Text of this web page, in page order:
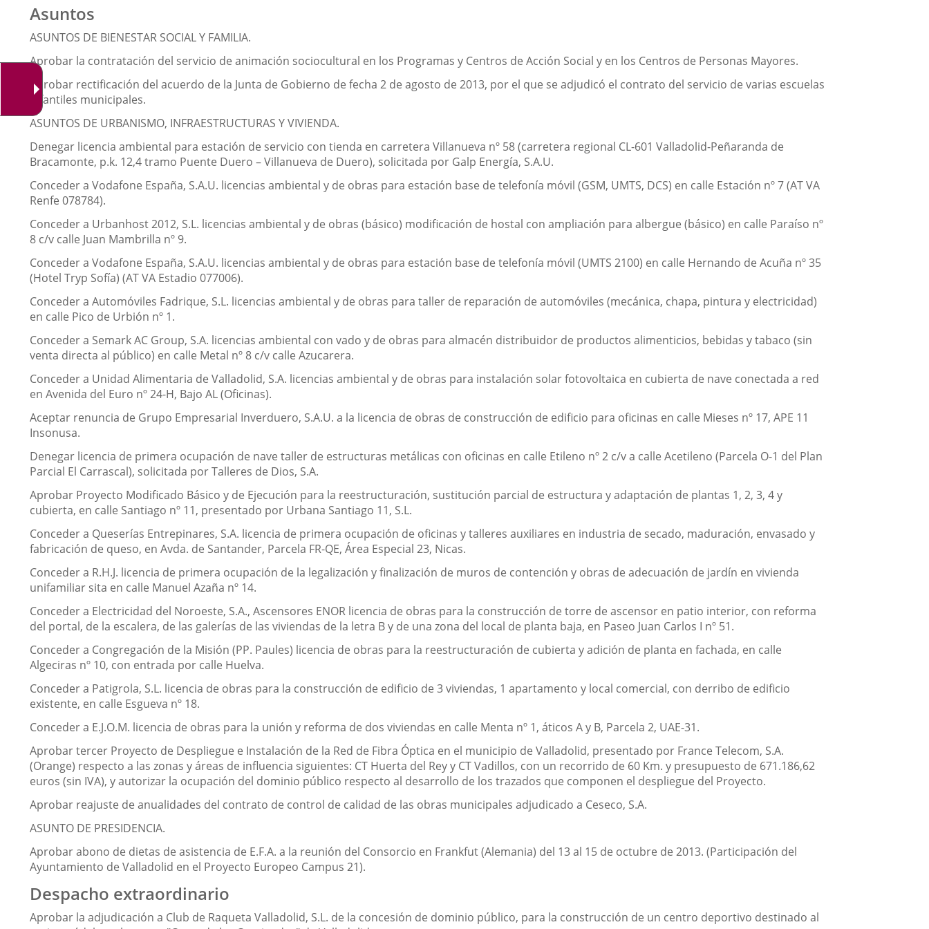
Asuntos
ASUNTOS DE BIENESTAR SOCIAL Y FAMILIA.
Aprobar la contratación del servicio de animación sociocultural en los Programas y Centros de Acción Social y en los Centros de Personas Mayores.
Aprobar rectificación del acuerdo de la Junta de Gobierno de fecha 2 de agosto de 2013, por el que se adjudicó el contrato del servicio de varias escuelas
infantiles municipales.
ASUNTOS DE URBANISMO, INFRAESTRUCTURAS Y VIVIENDA.
Denegar licencia ambiental para estación de servicio con tienda en carretera Villanueva nº 58 (carretera regional CL-601 Valladolid-Peñaranda de
Bracamonte, p.k. 12,4 tramo Puente Duero – Villanueva de Duero), solicitada por Galp Energía, S.A.U.
Conceder a Vodafone España, S.A.U. licencias ambiental y de obras para estación base de telefonía móvil (GSM, UMTS, DCS) en calle Estación nº 7 (AT VA
Renfe 078784).
Conceder a Urbanhost 2012, S.L. licencias ambiental y de obras (básico) modificación de hostal con ampliación para albergue (básico) en calle Paraíso nº
8 c/v calle Juan Mambrilla nº 9.
Conceder a Vodafone España, S.A.U. licencias ambiental y de obras para estación base de telefonía móvil (UMTS 2100) en calle Hernando de Acuña nº 35
(Hotel Tryp Sofía) (AT VA Estadio 077006).
Conceder a Automóviles Fadrique, S.L. licencias ambiental y de obras para taller de reparación de automóviles (mecánica, chapa, pintura y electricidad)
en calle Pico de Urbión nº 1.
Conceder a Semark AC Group, S.A. licencias ambiental con vado y de obras para almacén distribuidor de productos alimenticios, bebidas y tabaco (sin
venta directa al público) en calle Metal nº 8 c/v calle Azucarera.
Conceder a Unidad Alimentaria de Valladolid, S.A. licencias ambiental y de obras para instalación solar fotovoltaica en cubierta de nave conectada a red
en Avenida del Euro nº 24-H, Bajo AL (Oficinas).
Aceptar renuncia de Grupo Empresarial Inverduero, S.A.U. a la licencia de obras de construcción de edificio para oficinas en calle Mieses nº 17, APE 11
Insonusa.
Denegar licencia de primera ocupación de nave taller de estructuras metálicas con oficinas en calle Etileno nº 2 c/v a calle Acetileno (Parcela O-1 del Plan
Parcial El Carrascal), solicitada por Talleres de Dios, S.A.
Aprobar Proyecto Modificado Básico y de Ejecución para la reestructuración, sustitución parcial de estructura y adaptación de plantas 1, 2, 3, 4 y
cubierta, en calle Santiago nº 11, presentado por Urbana Santiago 11, S.L.
Conceder a Queserías Entrepinares, S.A. licencia de primera ocupación de oficinas y talleres auxiliares en industria de secado, maduración, envasado y
fabricación de queso, en Avda. de Santander, Parcela FR-QE, Área Especial 23, Nicas.
Conceder a R.H.J. licencia de primera ocupación de la legalización y finalización de muros de contención y obras de adecuación de jardín en vivienda
unifamiliar sita en calle Manuel Azaña nº 14.
Conceder a Electricidad del Noroeste, S.A., Ascensores ENOR licencia de obras para la construcción de torre de ascensor en patio interior, con reforma
del portal, de la escalera, de las galerías de las viviendas de la letra B y de una zona del local de planta baja, en Paseo Juan Carlos I nº 51.
Conceder a Congregación de la Misión (PP. Paules) licencia de obras para la reestructuración de cubierta y adición de planta en fachada, en calle
Algeciras nº 10, con entrada por calle Huelva.
Conceder a Patigrola, S.L. licencia de obras para la construcción de edificio de 3 viviendas, 1 apartamento y local comercial, con derribo de edificio
existente, en calle Esgueva nº 18.
Conceder a E.J.O.M. licencia de obras para la unión y reforma de dos viviendas en calle Menta nº 1, áticos A y B, Parcela 2, UAE-31.
Aprobar tercer Proyecto de Despliegue e Instalación de la Red de Fibra Óptica en el municipio de Valladolid, presentado por France Telecom, S.A.
(Orange) respecto a las zonas y áreas de influencia siguientes: CT Huerta del Rey y CT Vadillos, con un recorrido de 60 Km. y presupuesto de 671.186,62
euros (sin IVA), y autorizar la ocupación del dominio público respecto al desarrollo de los trazados que componen el despliegue del Proyecto.
Aprobar reajuste de anualidades del contrato de control de calidad de las obras municipales adjudicado a Ceseco, S.A.
ASUNTO DE PRESIDENCIA.
Aprobar abono de dietas de asistencia de E.F.A. a la reunión del Consorcio en Frankfut (Alemania) del 13 al 15 de octubre de 2013. (Participación del
Ayuntamiento de Valladolid en el Proyecto Europeo Campus 21).
Despacho extraordinario
Aprobar la adjudicación a Club de Raqueta Valladolid, S.L. de la concesión de dominio público, para la construcción de un centro deportivo destinado al